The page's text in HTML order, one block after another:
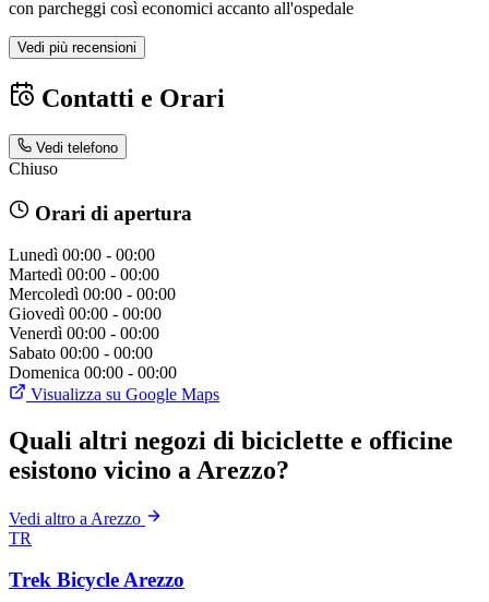
con parcheggi così economici accanto all'ospedale
Vedi più recensioni
Contatti e Orari
Vedi telefono
Chiuso
Orari di apertura
Lunedì 00:00 - 00:00
Martedì 00:00 - 00:00
Mercoledì 00:00 - 00:00
Giovedì 00:00 - 00:00
Venerdì 00:00 - 00:00
Sabato 00:00 - 00:00
Domenica 00:00 - 00:00
Visualizza su Google Maps
Quali altri negozi di biciclette e officine
esistono vicino a Arezzo?
Vedi altro a Arezzo
TR
Trek Bicycle Arezzo